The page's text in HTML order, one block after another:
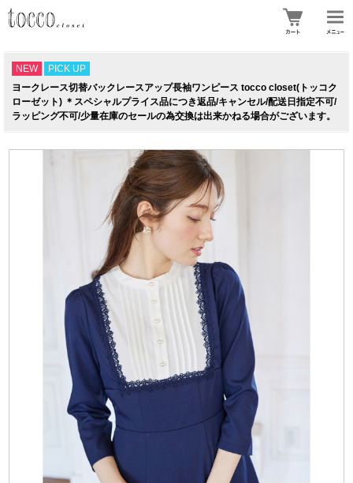
NEW
PICK UP
ヨークレース切替バックレースアップ長袖ワンピース tocco closet(トッコク
ローゼット) ＊スペシャルプライス品につき返品/キャンセル/配送日指定不可/
ラッピング不可/少量在庫のセールの為交換は出来かねる場合がございます。